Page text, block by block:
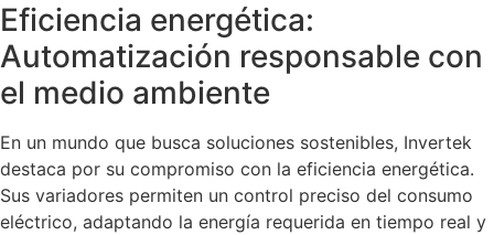
Eficiencia energética:
Automatización responsable con
el medio ambiente
En un mundo que busca soluciones sostenibles, Invertek
destaca por su compromiso con la eficiencia energética.
Sus variadores permiten un control preciso del consumo
eléctrico, adaptando la energía requerida en tiempo real y